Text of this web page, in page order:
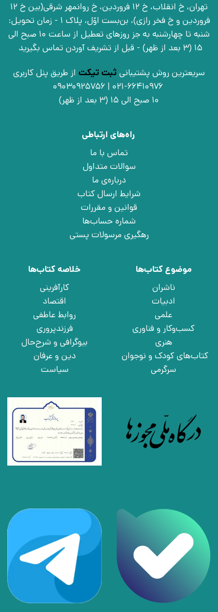
تهران، خ انقلاب، خ 12 فروردین، خ روانمهر شرقی(بین خ 12
فروردین و خ فخر رازی)، بن‌بست اوّل، پلاک 1 - زمان تحویل:
شنبه تا چهارشنبه به جز روزهای تعطیل از ساعت 10 صبح الی
15 (3 بعد از ظهر) - قبل از تشریف آوردن تماس بگیرید
سریعترین روش پشتیبانی ثبت تیکت از طریق پنل کاربری
021-66410976 | 09030925756
10 صبح الی 15 (3 بعد از ظهر)
راه‌های ارتباطی
تماس با ما
سوالات متداول
درباره‌ی ما
شرایط ارسال کتاب
قوانین و مقررات
شماره حساب‌ها
رهگیری مرسولات پستی
موضوع کتاب‌ها
ناشران
ادبیات
علمی
کسب‌وکار و فناوری
هنری
کتاب‌های کودک و نوجوان
سرگرمی
خلاصه کتاب‌ها
کارآفرینی
اقتصاد
روابط عاطفی
فرزندپروری
بیوگرافی و شرح‌حال
دین و عرفان
سیاست